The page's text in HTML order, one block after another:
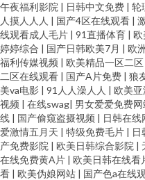
午夜福利影院 | 日韩中文免费 | 轮
人摸人人人 | 国产4区在线观看 |
线观看成人毛片 | 91直播体育 | 欧
婷婷综合 | 国产日韩欧美7月 | 欧
福利传媒视频 | 欧美精品一区二区
二区在线观看 | 国产A片免费 | 狼
美va电影 | 91人人澡人人 | 欧美亚
视频 | 在线swag| 男女爱爱免费网
线 | 国产偷窥盗摄视频 | 日韩在线
爱激情五月天 | 特级免费毛片 | 日
产免费影院 | 欧美日韩综合影院 |
在线免费黄A片 | 欧美日韩在线看
看 | 欧美伪娘网站 | 国产色a在线